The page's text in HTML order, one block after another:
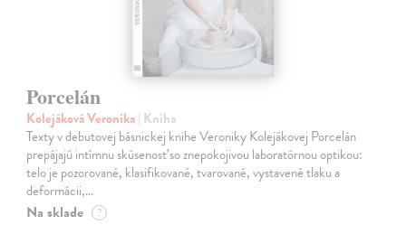
Porcelán
Kolejáková Veronika| Kniha
Texty v debutovej básnickej knihe Veroniky Kolejákovej Porcelán
prepájajú intímnu skúsenosť so znepokojivou laboratórnou optikou:
telo je pozorované, klasifikované, tvarované, vystavené tlaku a
deformácii,…
Na sklade ?